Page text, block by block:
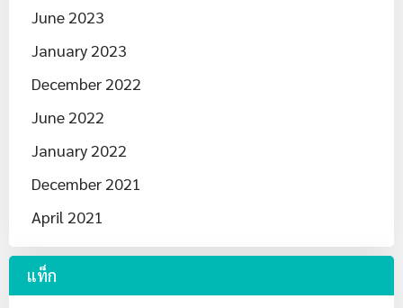
June 2023
January 2023
December 2022
June 2022
January 2022
December 2021
April 2021
แท็ก